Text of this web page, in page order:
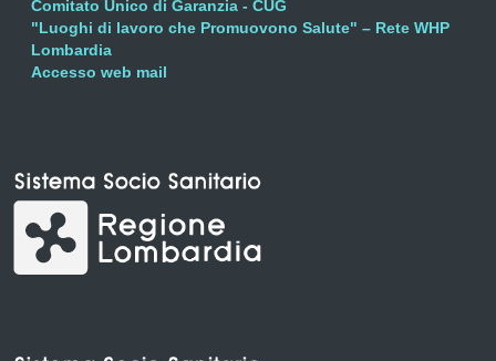
Comitato Unico di Garanzia - CUG
"Luoghi di lavoro che Promuovono Salute" – Rete WHP
Lombardia
Accesso web mail